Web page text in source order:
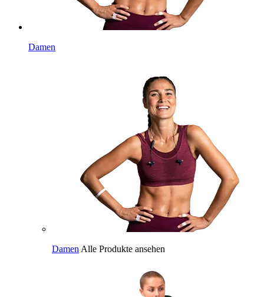
Damen
Damen Alle Produkte ansehen